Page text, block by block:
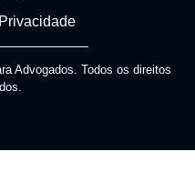
Advogados. Todos os direitos